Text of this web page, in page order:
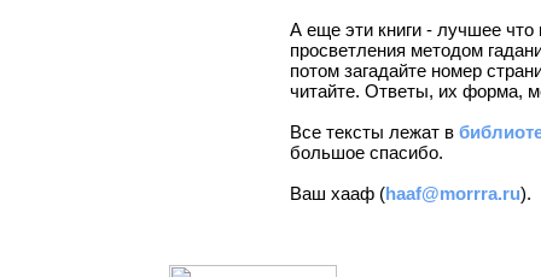
А еще эти книги - лучшее
просветления методом
потом загадайте номер
читайте. Ответы, их форма,
Все тексты лежат в
большое спасибо.
Ваш хааф (haaf@morrra.ru).